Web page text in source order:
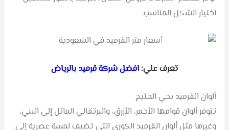
اختيار الشكل المناسب.
تعرف علي: افضلشركة قرميد بالرياض
ألوان القرميد بحي الخليج
تتوفر ألوان قوامها الأحمر، الأزرق، والبرتقالي المائل إلى البني،
وغيرها مثل ألوان القرميد الكوري التي تضيف لمسة عصرية إلى